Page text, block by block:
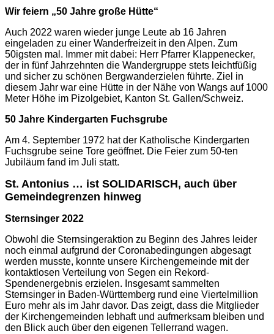
Wir feiern „50 Jahre große Hütte“
Auch 2022 waren wieder junge Leute ab 16 Jahren
eingeladen zu einer Wanderfreizeit in den Alpen. Zum
50igsten mal. Immer mit dabei: Herr Pfarrer Klappenecker,
der in fünf Jahrzehnten die Wandergruppe stets leichtfüßig
und sicher zu schönen Bergwanderzielen führte. Ziel in
diesem Jahr war eine Hütte in der Nähe von Wangs auf 1000
Meter Höhe im Pizolgebiet, Kanton St. Gallen/Schweiz.
50 Jahre Kindergarten Fuchsgrube
Am 4. September 1972 hat der Katholische Kindergarten
Fuchsgrube seine Tore geöffnet. Die Feier zum 50-ten
Jubiläum fand im Juli statt.
St. Antonius … ist SOLIDARISCH, auch über
Gemeindegrenzen hinweg
Sternsinger 2022
Obwohl die Sternsingeraktion zu Beginn des Jahres leider
noch einmal aufgrund der Coronabedingungen abgesagt
werden musste, konnte unsere Kirchengemeinde mit der
kontaktlosen Verteilung von Segen ein Rekord-
Spendenergebnis erzielen. Insgesamt sammelten
Sternsinger in Baden-Württemberg rund eine Viertelmillion
Euro mehr als im Jahr davor. Das zeigt, dass die Mitglieder
der Kirchengemeinden lebhaft und aufmerksam bleiben und
den Blick auch über den eigenen Tellerrand wagen.